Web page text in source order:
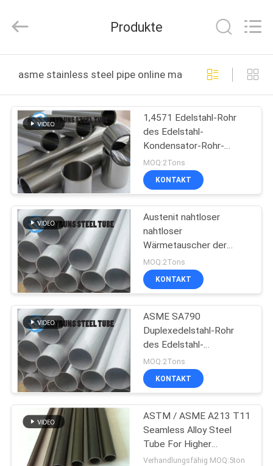
PRODUKTE
ÜBER
US
FABRIK-
AUSFLUG
QUALITÄTSKONTROLLE
TRETEN
SIE
MIT
UNS
VERBINDUNG
FORDERN
Tube
Rights
Produkte
asme stainless steel pipe online manufacture
1,4571 Edelstahl-Rohr
des Edelstahl-
Kondensator-Rohr-
ASTM A312 nahtloses
des Wärmetauscher-
316Ti
MOQ:2Tons
KONTAKT
Austenit nahtloser
nahtloser
Wärmetauscher der
Edelstahl-Rohr-ASTM
A213 TP321
MOQ:2Tons
KONTAKT
ASME SA790
Duplexedelstahl-Rohr
des Edelstahl-
Kondensator-Rohr-UNS
S31500
MOQ:2Tons
KONTAKT
ASTM / ASME A213 T11
Seamless Alloy Steel
Tube For Higher
Pressure
Verhandlungsfähig MOQ:5ton